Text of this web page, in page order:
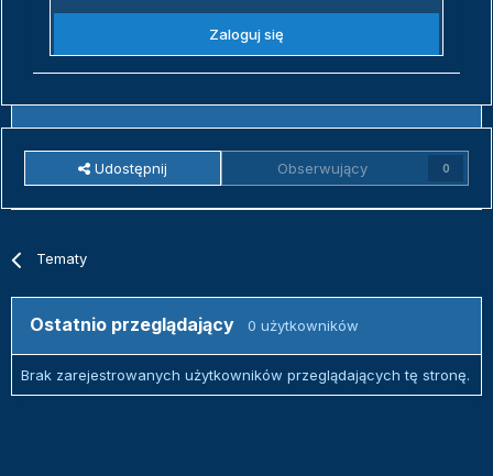
Zaloguj się
Udostępnij Obserwujący 0
Tematy
Ostatnio przeglądający 0 użytkowników
Brak zarejestrowanych użytkowników przeglądających tę stronę.